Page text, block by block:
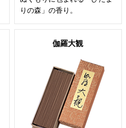
りの森」の香り。
伽羅大観